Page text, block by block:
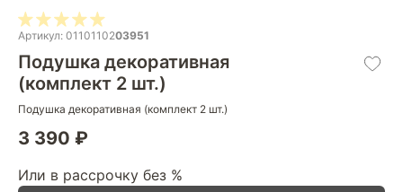
Артикул: 0110110203951
Подушка декоративная
(комплект 2 шт.)
Подушка декоративная (комплект 2 шт.)
3 390 ₽
Или в рассрочку без %